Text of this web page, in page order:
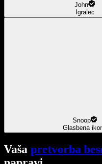
John
Igralec
Snoop
Glasbena
Vaša pretvorba